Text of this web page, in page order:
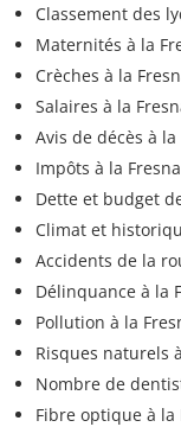
Classement des
Maternités à la
Crèches à la
Salaires à la
Avis de décès à la
Impôts à la
Dette et budget
Climat et
Accidents de la
Délinquance à la
Pollution à la
Risques naturels
Nombre de
Fibre optique à la